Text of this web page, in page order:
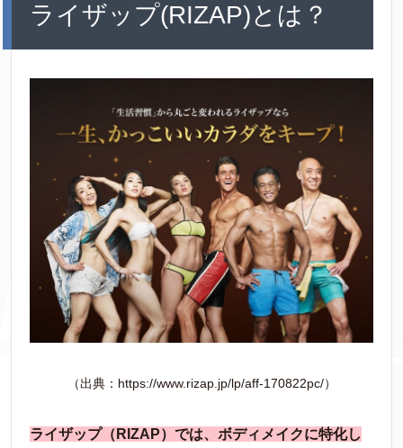
ライザップ(RIZAP)とは？
（出典：https://www.rizap.jp/lp/aff-170822pc/）
ライザップ（RIZAP）では、ボディメイクに特化し